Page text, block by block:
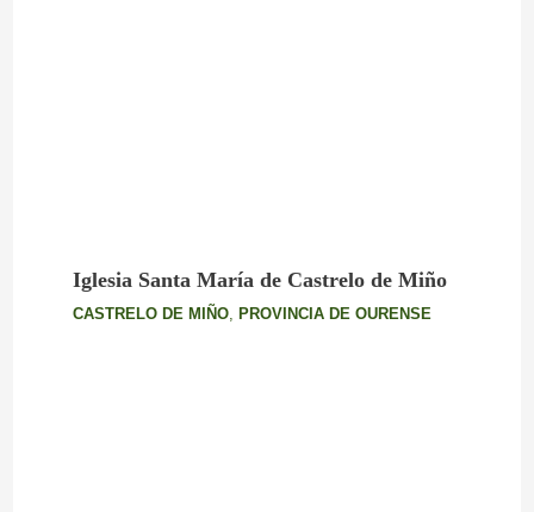
Iglesia Santa María de Castrelo de Miño
CASTRELO DE MIÑO, PROVINCIA DE OURENSE